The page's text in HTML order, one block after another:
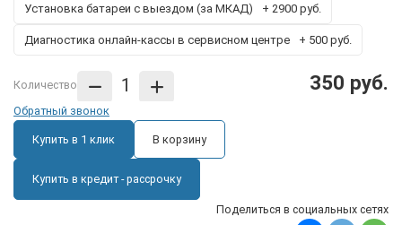
Установка батареи с выездом (за МКАД) + 2900 руб.
Диагностика онлайн-кассы в сервисном центре + 500 руб.
Количество 350 руб.
Обратный звонок
Купить в 1 клик В корзину
Купить в кредит - рассрочку
Поделиться в социальных сетях